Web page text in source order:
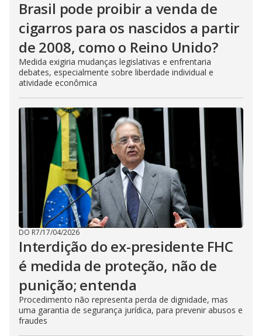
Brasil pode proibir a venda de
cigarros para os nascidos a partir
de 2008, como o Reino Unido?
Medida exigiria mudanças legislativas e enfrentaria
debates, especialmente sobre liberdade individual e
atividade econômica
DO R7/17/04/2026
Interdição do ex-presidente FHC
é medida de proteção, não de
punição; entenda
Procedimento não representa perda de dignidade, mas
uma garantia de segurança jurídica, para prevenir abusos e
fraudes